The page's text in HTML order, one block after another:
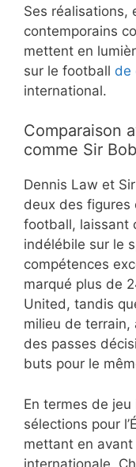
Ses réalisations,
contemporains
mettent en
sur le football de
international.
Comparaison
comme Sir
Dennis Law et
deux des figures
football, laissant
indélébile sur le
compétences
marqué plus de
United, tandis
milieu de
des passes
buts pour le
En termes de
sélections pour
mettant en
internationale.